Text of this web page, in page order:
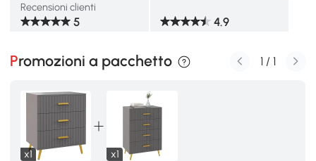
Recensioni clienti
5 4.9
Promozioni a pacchetto
x1
x1
1 / 1